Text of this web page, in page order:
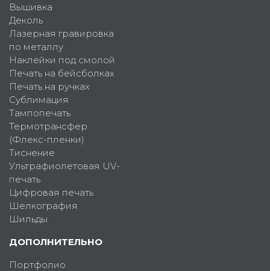
Вышивка
Деколь
Лазерная гравировка
по металлу
Наклейки под смолой
Печать на бейсболках
Печать на ручках
Сублимация
Тампопечать
Термотрансфер
(Флекс-пленки)
Тиснение
Ультрафиолетовая UV-
печать
Цифровая печать
Шелкография
Шильды
ДОПОЛНИТЕЛЬНО
Портфолио